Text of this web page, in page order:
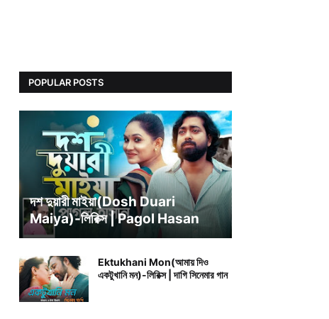
POPULAR POSTS
BENGALI SONG LYRICS
দশ দুয়ারী মাইয়া(Dosh Duari
Maiya)-লিরিক্স | Pagol Hasan
Ektukhani Mon(আমায় দিও
একটুখানি মন)-লিরিক্স | দাগি সিনেমার গান